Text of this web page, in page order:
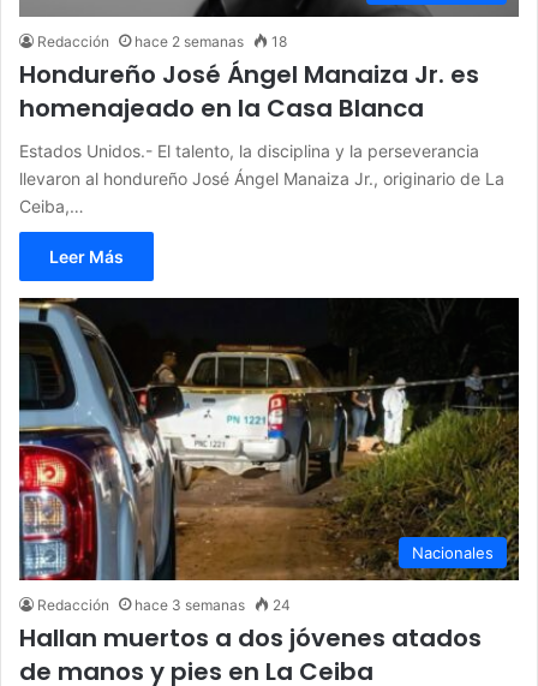
Redacción hace 2 semanas 18
Hondureño José Ángel Manaiza Jr. es
homenajeado en la Casa Blanca
Estados Unidos.- El talento, la disciplina y la perseverancia
llevaron al hondureño José Ángel Manaiza Jr., originario de La
Ceiba,…
Leer Más
Nacionales
Redacción hace 3 semanas 24
Hallan muertos a dos jóvenes atados
de manos y pies en La Ceiba